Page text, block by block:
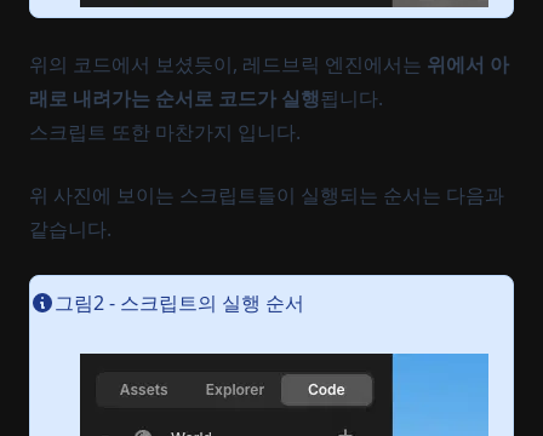
위의 코드에서 보셨듯이, 레드브릭 엔진에서는 위에서 아
래로 내려가는 순서로 코드가 실행됩니다.
스크립트 또한 마찬가지 입니다.
위 사진에 보이는 스크립트들이 실행되는 순서는 다음과
같습니다.
그림2 - 스크립트의 실행 순서